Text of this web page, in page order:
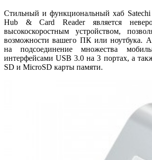
Стильный и функциональный хаб
Hub & Card Reader является
высокоскоростным устройством,
возможности вашего ПК или ноутбука.
на подсоединение множества
интерфейсами USB 3.0 на 3 портах, а
SD и MicroSD карты памяти.